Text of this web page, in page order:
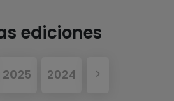
ediciones
2025 2024